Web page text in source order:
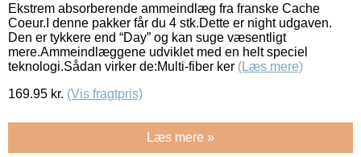
Ekstrem absorberende ammeindlæg fra franske Cache
Coeur.I denne pakker får du 4 stk.Dette er night udgaven.
Den er tykkere end “Day” og kan suge væsentligt
mere.Ammeindlæggene udviklet med en helt speciel
teknologi.Sådan virker de:Multi-fiber ker (Læs mere)
169.95 kr. (Vis fragtpris)
Læs mere »